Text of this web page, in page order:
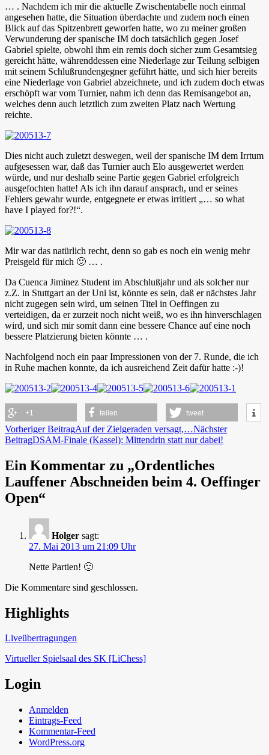
… . Nachdem ich mir die aktuelle Zwischentabelle noch einmal
angesehen hatte, die Situation überdachte und zudem noch einen
Blick auf das Spitzenbrett geworfen hatte, wo zu meiner großen
Verwunderung der spanische IM doch tatsächlich gegen Josef
Gabriel spielte, obwohl ihm ein remis doch sicher zum Gesamtsieg
gereicht hätte, währenddessen eine Niederlage zur Teilung selbigen
mit seinem Schlußrundengegner geführt hätte, und sich hier bereits
eine Niederlage von Gabriel abzeichnete, und ich zudem doch etwas
erschöpft war vom Turnier, nahm ich denn das Remisangebot an,
welches denn auch letztlich zum zweiten Platz nach Wertung
reichte.
Dies nicht auch zuletzt deswegen, weil der spanische IM dem Irrtum
aufgesessen war, daß das Turnier auch Elo ausgewertet werden
würde, und nur deshalb seine Partie gegen Gabriel erfolgreich
ausgefochten hatte! Als ich ihn darauf ansprach, und er seines
Fehlers gewahr wurde, entgegnete er etwas irritiert „… so what
have I played for?!“.
Mir war das natürlich recht, denn so gab es noch ein wenig mehr
Preisgeld für mich 🙂 … .
Da Cuenca Jiminez Student im Abschlußjahr und als solcher nur
z.Z. in Stuttgart an der Uni ist, könnte es sein, daß er nächstes Jahr
nicht zugegen sein wird, um seinen Titel in Oeffingen zu
verteidigen, da er zurzeit noch nicht weiß, wo es ihn hinverschlagen
wird, und sich mir somit dann eine bessere Chance auf eine noch
bessere Platzierung bieten könnte … .
Nachfolgend noch ein paar Impressionen von der 7. Runde, die ich
in Ruhe machen konnte, da ich ausreichend Zeit dafür hatte :-)!
+1 teilen tweet
Beitragsnavigation
Vorheriger BeitragAuf der Zielgeraden versagt,…Nächster
BeitragDSAM-Finale (Kassel): Mittendrin statt nur dabei!
Ein Kommentar zu „Ordentliches
Lauffener Abschneiden beim 4. Oeffinger
Open“
Holger sagt:
27. Mai 2013 um 21:09 Uhr
Nette Partien! 🙂
Die Kommentare sind geschlossen.
Schach in Lauffen
Highlights
Liveübertragungen
Virtueller Spielsaal des SK [LiChess]
Login
Anmelden
Eintrags-Feed
Kommentar-Feed
WordPress.org